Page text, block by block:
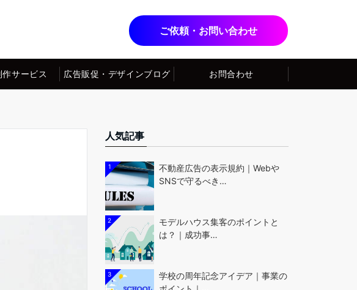
ご依頼・お問い合わせ
サービス 広告販促・デザインブログ お問合わせ
人気記事
1
不動産広告の表示規約｜Webや
SNSで守るべき…
2
モデルハウス集客のポイントと
は？｜成功事…
3
学校の周年記念アイデア｜事業の